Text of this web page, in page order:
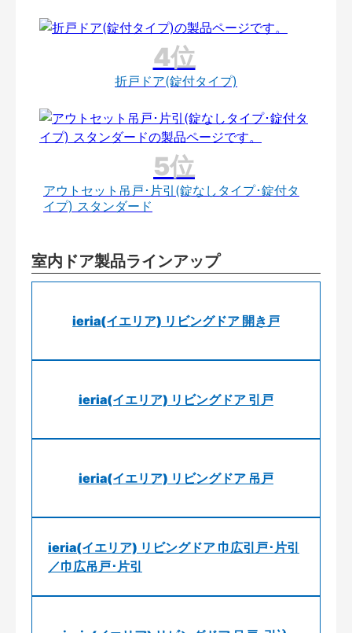
折戸ドア(錠付タイプ)
アウトセット吊戸･片引(錠なしタイプ･錠付タ
イプ) スタンダード
室内ドア製品ラインアップ
ieria(イエリア) リビングドア 開き戸
ieria(イエリア) リビングドア 引戸
ieria(イエリア) リビングドア 吊戸
ieria(イエリア) リビングドア 巾広引戸･片引
／巾広吊戸･片引